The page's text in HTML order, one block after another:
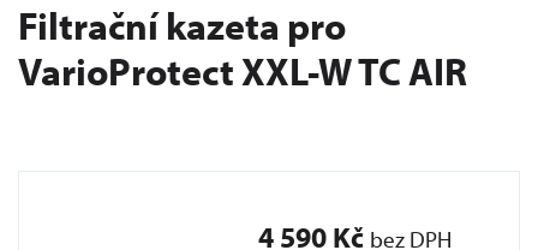
Filtrační kazeta pro
VarioProtect XXL-W TC AIR
4 590 Kč bez DPH